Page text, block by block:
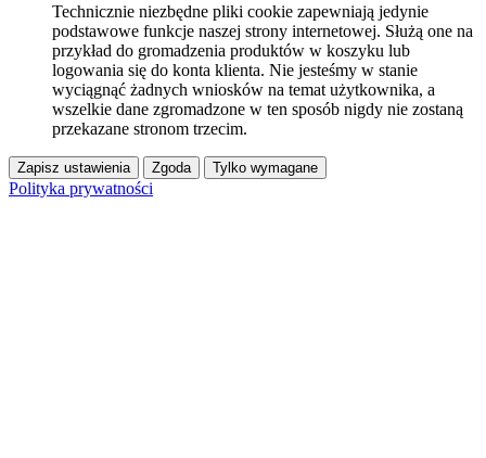
Technicznie niezbędne pliki cookie zapewniają jedynie
podstawowe funkcje naszej strony internetowej. Służą one na
przykład do gromadzenia produktów w koszyku lub
logowania się do konta klienta. Nie jesteśmy w stanie
wyciągnąć żadnych wniosków na temat użytkownika, a
wszelkie dane zgromadzone w ten sposób nigdy nie zostaną
przekazane stronom trzecim.
Zapisz ustawienia Zgoda Tylko wymagane
Polityka prywatności